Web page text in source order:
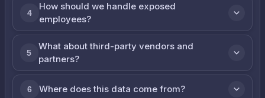
4
How should we handle exposed
employees?
5
What about third-party vendors and
partners?
6 Where does this data come from?